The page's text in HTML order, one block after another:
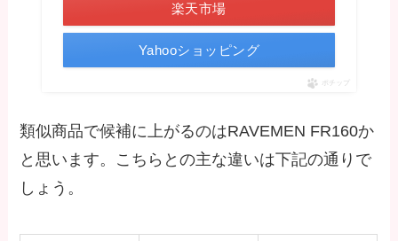
楽天市場
Yahooショッピング
ポチップ
類似商品で候補に上がるのはRAVEMEN FR160か
と思います。こちらとの主な違いは下記の通りで
しょう。